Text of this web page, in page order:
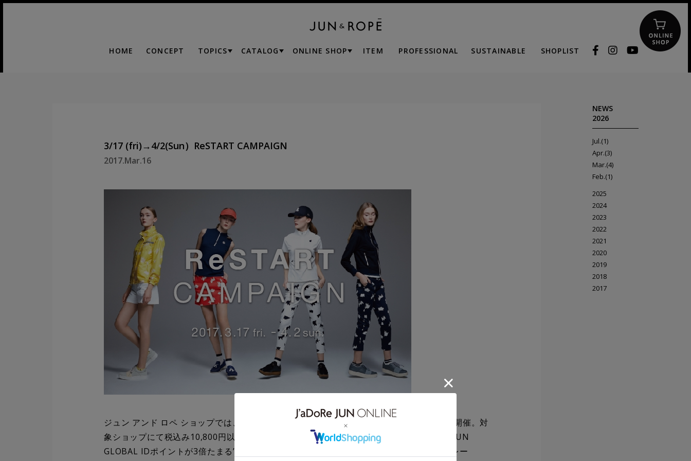
HOME CONCEPT TOPICS CATALOG ONLINE SHOP ITEM PROFESSIONAL SUSTAINABLE SHOPLIST
3/17 (fri)→4/2(Sun）ReSTART CAMPAIGN
2017.Mar.16
ジュン アンド ロペ ショップでは、3/17(金)-4/2(日)の期間中「ReSTART CAMPAIGN」を開催。対
象ショップにて税込み10,800円以上お買い上げ頂いた JUN GLOBAL ID 会員さま限定で、JUN
GLOBAL IDポイントが3倍たまる”トリプルポイント付与チケット”をはじめ、”ゴルフ場プレー
NEWS
2026
Jul.(1)
Apr.(3)
Mar.(4)
Feb.(1)
2025
2024
2023
2022
2021
2020
2019
2018
2017